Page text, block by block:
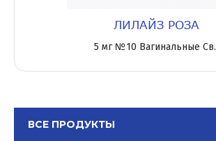
ВСЕ ПРОДУКТЫ
ЛИЛАЙЗ РОЗА
5 мг №10 Вагинальные Св.